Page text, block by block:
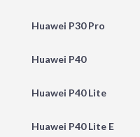
Huawei P30 Pro
Huawei P40
Huawei P40 Lite
Huawei P40 Lite E